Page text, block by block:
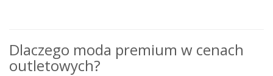
Dlaczego moda premium w cenach
outletowych?